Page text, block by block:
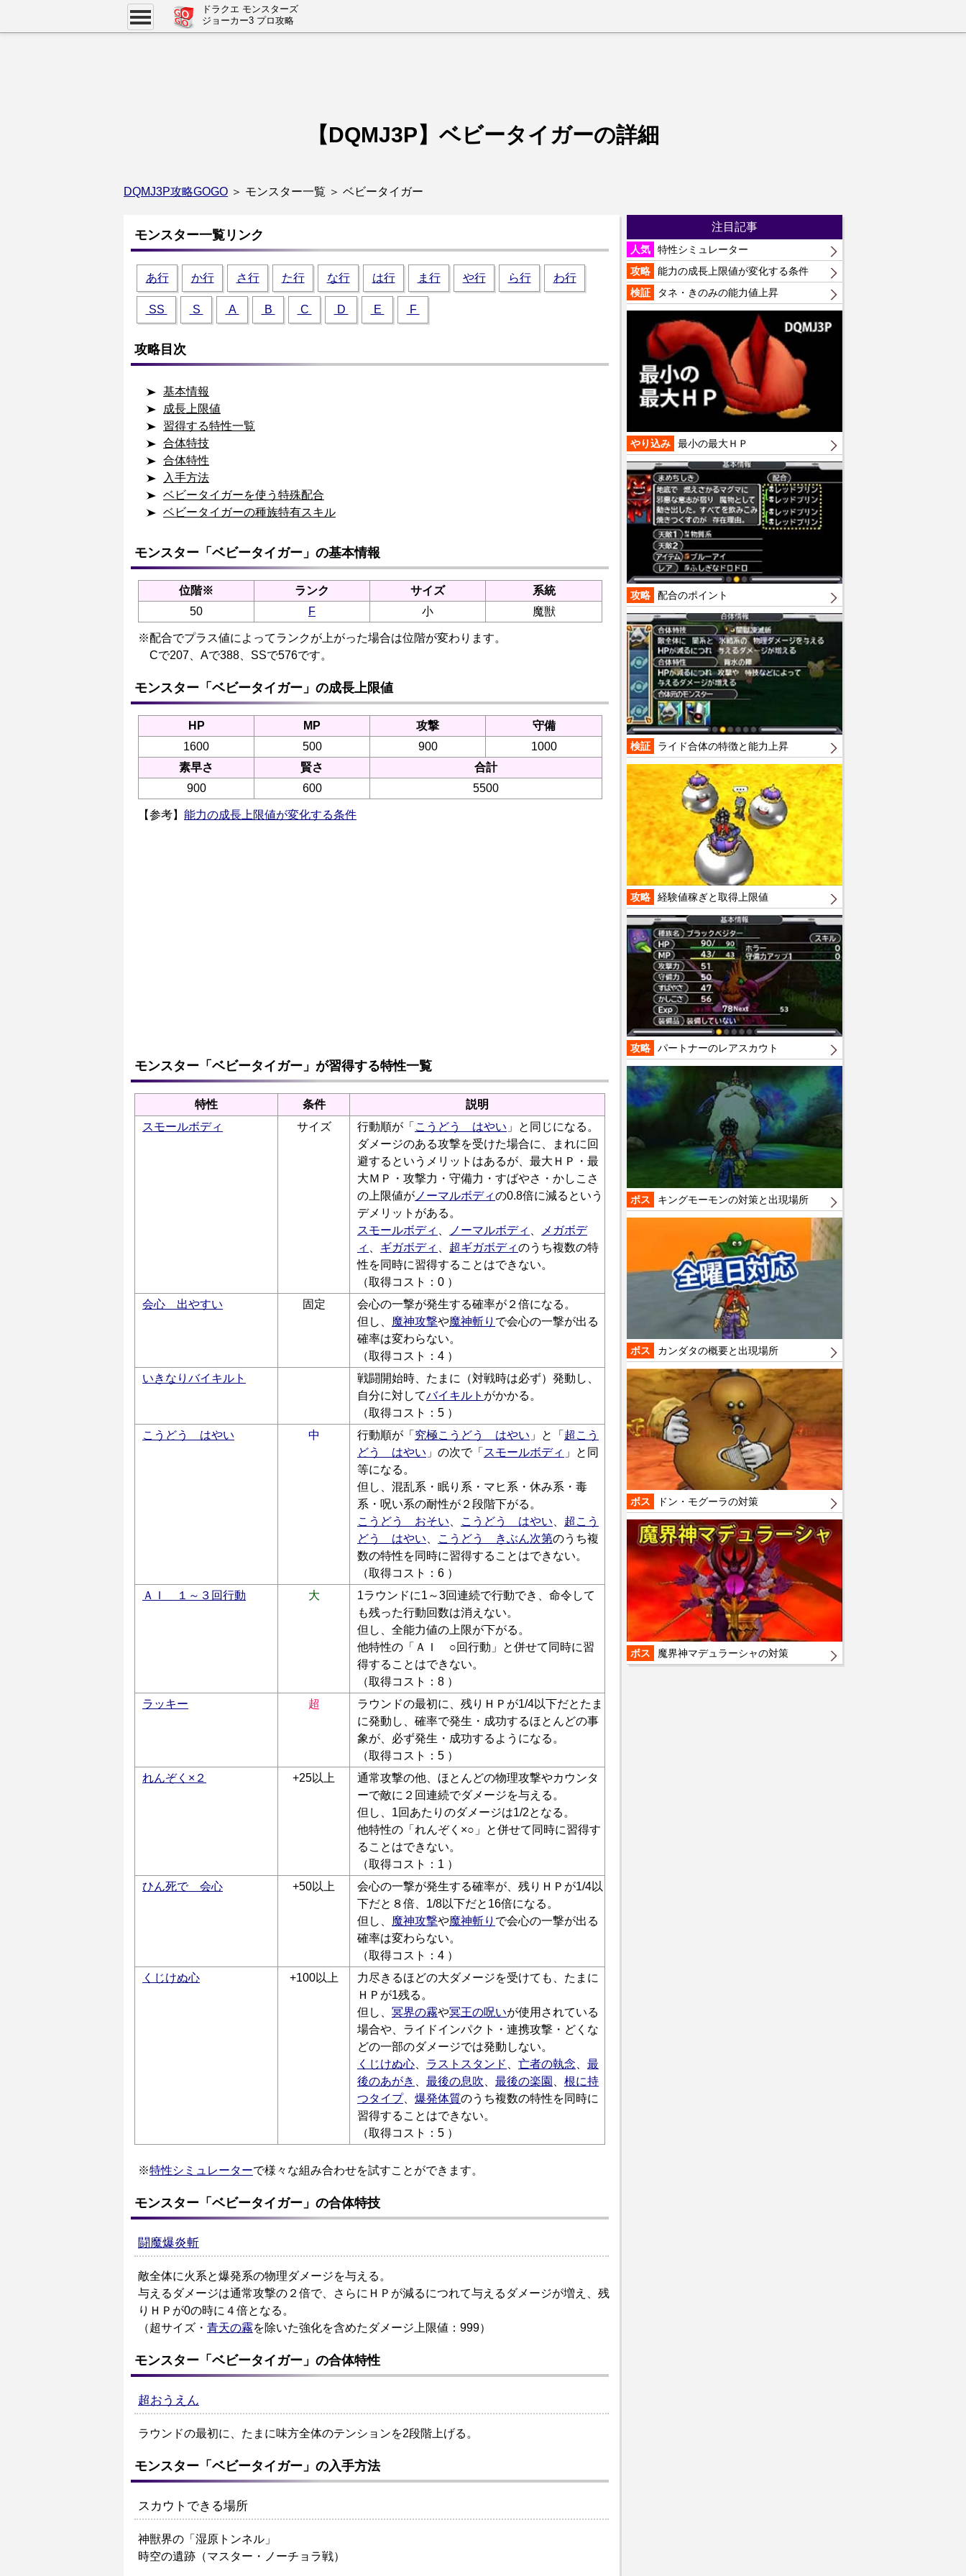
ドラクエ モンスターズ
ジョーカー3 プロ攻略
【DQMJ3P】 ベビータイガーの詳細
DQMJ3P攻略GOGO ＞ モンスター一覧 ＞ ベビータイガー
モンスター一覧リンク
あ行 か行 さ行 た行 な行 は行 ま行 や行 ら行 わ行
SS S A B C D E F
攻略目次
基本情報
成長上限値
習得する特性一覧
合体特技
合体特性
入手方法
ベビータイガーを使う特殊配合
ベビータイガーの種族特有スキル
モンスター「ベビータイガー」の基本情報
位階※ ランク サイズ
系統
50
F 小 魔獣
※配合でプラス値によってランクが上がった場合は位階が変わります。
Cで207、Aで388、SSで576です。
モンスター「ベビータイガー」の成長上限値
HP MP 攻撃
守備
1600
500 900
1000
素早さ
賢さ
合計
900
600 5500
【参考】 能力の成長上限値が変化する条件
モンスター「ベビータイガー」が習得する特性一覧
特性 条件
説明
スモールボディ
サイズ 行動順が「 こうどう はやい 」と同じになる。
ダメージのある攻撃を受けた場合に、まれに回
避するというメリットはあるが、最大ＨＰ・最
大ＭＰ・攻撃力・守備力・すばやさ・かしこさ
の上限値が ノーマルボディの0.8倍に減るという
デメリットがある。
スモールボディ
ノーマルボディ
メガボデ
ィ
ギガボディ 超ギガボディのうち複数の特
性を同時に習得することはできない。
（取得コスト：0 ）
会心 出やすい
固定
会心の一撃が発生する確率が２倍になる。
但し、 魔神攻撃や魔神斬り で会心の一撃が出る
確率は変わらない。
（取得コスト：4 ）
いきなりバイキルト
戦闘開始時、たまに（対戦時は必ず）発動し、
自分に対してバイキルト がかかる。
（取得コスト：5 ）
こうどう はやい
中 行動順が「 究極こうどう はやい 」と「 超こう
どう はやい 」の次で「 スモールボディ 」と同
等になる。
但し、混乱系・眠り系・マヒ系・休み系・毒
系・呪い系の耐性が２段階下がる。
こうどう おそい
こうどう はやい
超こう
どう はやい
こうどう きぶん次第のうち複
数の特性を同時に習得することはできない。
（取得コスト：6 ）
ＡＩ １～３回行動
大
1ラウンドに1～3回連続で行動でき、命令して
も残った行動回数は消えない。
但し、全能力値の上限が下がる。
他特性の「ＡＩ ○回行動」と併せて同時に習
得することはできない。
（取得コスト：8 ）
ラッキー
超
ラウンドの最初に、残りＨＰが1/4以下だとたま
に発動し、確率で発生・成功するほとんどの事
象が、必ず発生・成功するようになる。
（取得コスト：5 ）
れんぞく×２
+25以上
通常攻撃の他、ほとんどの物理攻撃やカウンタ
ーで敵に２回連続でダメージを与える。
但し、1回あたりのダメージは1/2となる。
他特性の「れんぞく×○」と併せて同時に習得す
ることはできない。
（取得コスト：1 ）
ひん死で 会心
+50以上
会心の一撃が発生する確率が、残りＨＰが1/4以
下だと８倍、1/8以下だと16倍になる。
但し、 魔神攻撃や魔神斬り で会心の一撃が出る
確率は変わらない。
（取得コスト：4 ）
くじけぬ心
+100以上
力尽きるほどの大ダメージを受けても、たまに
ＨＰが1残る。
但し、 冥界の霧や冥王の呪いが使用されている
場合や、ライドインパクト・連携攻撃・どくな
どの一部のダメージでは発動しない。
くじけぬ心
ラストスタンド 亡者の執念
最
後のあがき
最後の息吹 最後の楽園
根に持
つタイプ、 爆発体質のうち複数の特性を同時に
習得することはできない。
（取得コスト：5 ）
※特性シミュレーターで様々な組み合わせを試すことができます。
モンスター「ベビータイガー」の合体特技
闘魔爆炎斬
敵全体に火系と爆発系の物理ダメージを与える。
与えるダメージは通常攻撃の２倍で、さらにＨＰが減るにつれて与えるダメージが増え、残
りＨＰが0の時に４倍となる。
（超サイズ・ 青天の霧を除いた強化を含めたダメージ上限値：999）
モンスター「ベビータイガー」の合体特性
超おうえん
ラウンドの最初に、たまに味方全体のテンションを2段階上げる。
モンスター「ベビータイガー」の入手方法
スカウトできる場所
神獣界の「湿原トンネル」
時空の遺跡（マスター・ノーチョラ戦）
注目記事
人気
特性シミュレーター
攻略
能力の成長上限値が変化する条件
検証
タネ・きのみの能力値上昇
やり込み 最小の最大ＨＰ
攻略 配合のポイント
検証 ライド合体の特徴と能力上昇
攻略 経験値稼ぎと取得上限値
攻略 パートナーのレアスカウト
ボス キングモーモンの対策と出現場所
ボス カンダタの概要と出現場所
ボス ドン・モグーラの対策
ボス 魔界神マデュラーシャの対策